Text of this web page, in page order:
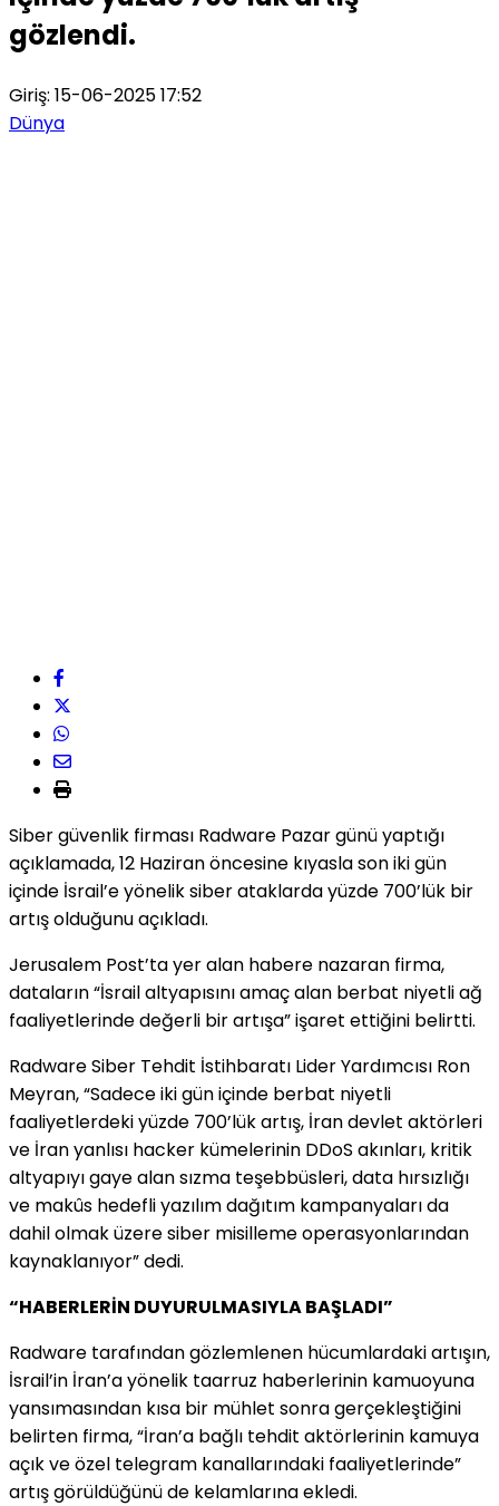
gözlendi.
Giriş: 15-06-2025 17:52
Dünya
Siber güvenlik firması Radware Pazar günü yaptığı
açıklamada, 12 Haziran öncesine kıyasla son iki gün
içinde İsrail’e yönelik siber ataklarda yüzde 700’lük bir
artış olduğunu açıkladı.
Jerusalem Post’ta yer alan habere nazaran firma,
dataların “İsrail altyapısını amaç alan berbat niyetli ağ
faaliyetlerinde değerli bir artışa” işaret ettiğini belirtti.
Radware Siber Tehdit İstihbaratı Lider Yardımcısı Ron
Meyran, “Sadece iki gün içinde berbat niyetli
faaliyetlerdeki yüzde 700’lük artış, İran devlet aktörleri
ve İran yanlısı hacker kümelerinin DDoS akınları, kritik
altyapıyı gaye alan sızma teşebbüsleri, data hırsızlığı
ve makûs hedefli yazılım dağıtım kampanyaları da
dahil olmak üzere siber misilleme operasyonlarından
kaynaklanıyor” dedi.
“HABERLERİN DUYURULMASIYLA BAŞLADI”
Radware tarafından gözlemlenen hücumlardaki artışın,
İsrail’in İran’a yönelik taarruz haberlerinin kamuoyuna
yansımasından kısa bir mühlet sonra gerçekleştiğini
belirten firma, “İran’a bağlı tehdit aktörlerinin kamuya
açık ve özel telegram kanallarındaki faaliyetlerinde”
artış görüldüğünü de kelamlarına ekledi.